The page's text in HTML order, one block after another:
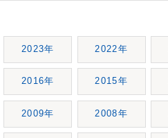
2023年 2022年
2016年 2015年
2009年 2008年